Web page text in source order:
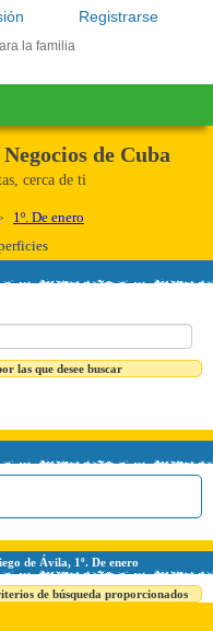
Registrarse
la familia
de Cuba
cerca de ti
1º. De enero
las que desee buscar
de Ávila, 1º. De enero
de búsqueda proporcionados